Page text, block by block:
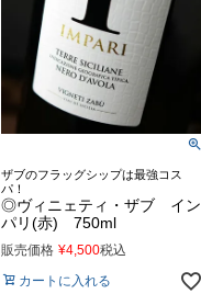
ザブのフラッグシップは最強コス
パ！
◎ヴィニェティ・ザブ イン
パリ(赤) 750ml
販売価格 ¥4,500税込
カートに入れる